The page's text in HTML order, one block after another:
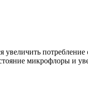
микрофлоры и